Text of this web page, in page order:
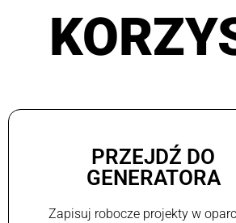
PRZEJDŹ DO
GENERATORA
Zapisuj robocze projekty w